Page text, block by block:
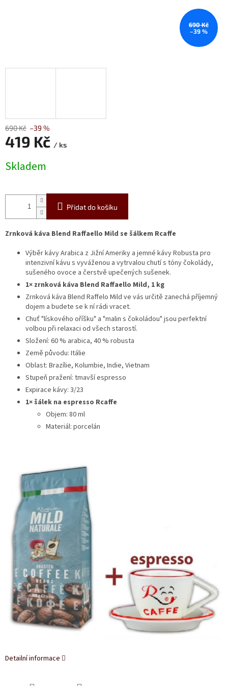
690 Kč
–39 %
690 Kč –39 %
419 Kč / ks
cena:
Skladem
Přidat do košíku
Zrnková káva Blend Raffaello Mild se šálkem Rcaffe
Výběr kávy Arabica z Jižní Ameriky a jemné kávy Robusta pro
intenzivní kávu s vyváženou a vytrvalou chutí s tóny čokolády,
sušeného ovoce a čerstvě upečených sušenek.
1× zrnková káva Blend Raffaello Mild, 1 kg
Zrnková káva Blend Raffelo Mild ve vás určitě zanechá příjemný
dojem a budete se k ní rádi vracet.
Chuť "lískového oříšku" a "malin s čokoládou" jsou perfektní
volbou při relaxaci od všech starostí.
Složení: 60 % arabica, 40 % robusta
Země původu: Itálie
Oblast: Brazílie, Kolumbie, Indie, Vietnam
Stupeň pražení: tmavší espresso
Expirace kávy: 3/23
1× šálek na espresso Rcaffe
Objem: 80 ml
Materiál: porcelán
Detailní informace